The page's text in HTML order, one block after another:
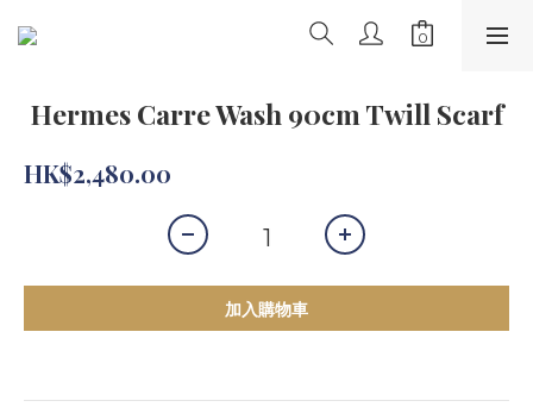
Hermes Carre Wash 90cm Twill Scarf
HK$2,480.00
加入購物車